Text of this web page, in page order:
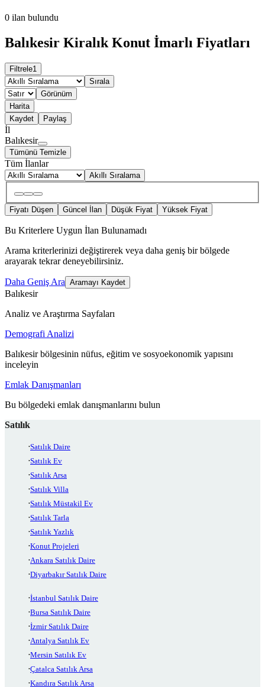
0 ilan bulundu
Balıkesir Kiralık Konut İmarlı Fiyatları
Filtrele1
Sırala
Görünüm
Harita
Kaydet
Paylaş
İl
Balıkesir
Tümünü Temizle
Tüm İlanlar
Akıllı Sıralama
Fiyatı Düşen Güncel İlan Düşük Fiyat Yüksek Fiyat
Bu Kriterlere Uygun İlan Bulunamadı
Arama kriterlerinizi değiştirerek veya daha geniş bir bölgede
arayarak tekrar deneyebilirsiniz.
Daha Geniş Ara Aramayı Kaydet
Balıkesir
Analiz ve Araştırma Sayfaları
Demografi Analizi
Balıkesir bölgesinin nüfus, eğitim ve sosyoekonomik yapısını
inceleyin
Emlak Danışmanları
Bu bölgedeki emlak danışmanlarını bulun
Satılık
Satılık Daire
Satılık Ev
Satılık Arsa
Satılık Villa
Satılık Müstakil Ev
Satılık Tarla
Satılık Yazlık
Konut Projeleri
Ankara Satılık Daire
Diyarbakır Satılık Daire
İstanbul Satılık Daire
Bursa Satılık Daire
İzmir Satılık Daire
Antalya Satılık Ev
Mersin Satılık Ev
Çatalca Satılık Arsa
Kandıra Satılık Arsa